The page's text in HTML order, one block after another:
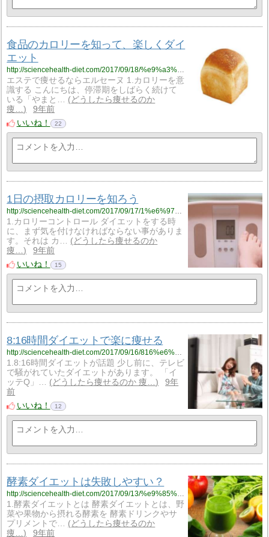
食品のカロリーを知って、楽しくダイ
エット
http://sciencehealth-diet.com/2017/09/18/%e9%a3%9f%e5%93%81%e3%81%ae%e3%82%ab%e3%83%ad%e3%83%aa%e3%83%bc%e3%82%92%e7%9f%a5%e3%81%a3%e3%81%a6%e3%80%81%e6%a5%bd%e3%81%97%e3%81%8f%e3%83%80%e3%82%a4%e3%82%a8%e3%83%83%e3%83%88/
エステで痩せるならエルセーヌ 1.カロリーを意
識する こんにちは、停滞期をしばらく続けて
いる「やまと…
どうしたら痩せるのか
痩…
9年前
いいね！
22
1日の摂取カロリーを知ろう
http://sciencehealth-diet.com/2017/09/17/1%e6%97%a5%e3%81%ae%e6%91%82%e5%8f%96%e3%82%ab%e3%83%ad%e3%83%aa%e3%83%bc%e3%82%92%e7%9f%a5%e3%82%8d%e3%81%86/
1.カロリーコントロール ダイエットをする時
に、まず気を付けなければならない事がありま
す。それは カ…
どうしたら痩せるのか
痩…
9年前
いいね！
15
8:16時間ダイエットで楽に痩せる
http://sciencehealth-diet.com/2017/09/16/816%e6%99%82%e9%96%93%e3%83%80%e3%82%a4%e3%82%a8%e3%83%83%e3%83%88%e3%81%a7%e6%a5%bd%e3%81%ab%e7%97%a9%e3%81%9b%e3%82%8b/
1.8:16時間ダイエットが話題 少し前に、テレビ
で騒がれていたダイエットがあります。 「イ
ッテQ」…
どうしたら痩せるのか 痩…
9年
前
いいね！
12
酵素ダイエットは失敗しやすい？
http://sciencehealth-diet.com/2017/09/13/%e9%85%b5%e7%b4%a0%e3%83%80%e3%82%a4%e3%82%a8%e3%83%83%e3%83%88%e3%81%af%e5%a4%b1%e6%95%97%e3%81%97%e3%82%84%e3%81%99%e3%81%84%ef%bc%9f/
1.酵素ダイエットとは 酵素ダイエットとは、野
菜や果物から摂れる酵素を 酵素ドリンクやサ
プリメントで…
どうしたら痩せるのか
痩…
9年前